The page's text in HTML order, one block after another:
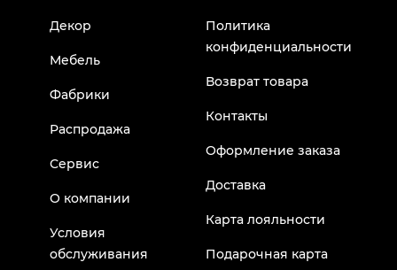
Декор
Мебель
Фабрики
Распродажа
Сервис
О компании
Условия
обслуживания
Политика
конфиденциальности
Возврат товара
Контакты
Оформление заказа
Доставка
Карта лояльности
Подарочная карта